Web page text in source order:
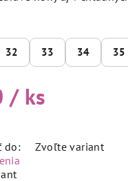
32 33 34 35
/ ks
do:
Zvoľte variant